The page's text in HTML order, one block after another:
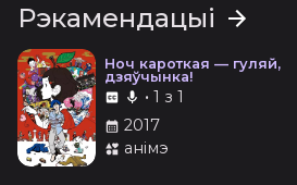
Рэкамендацыі
Ноч кароткая — гуляй,
дзяўчынка!
• 1 з 1
2017
анімэ